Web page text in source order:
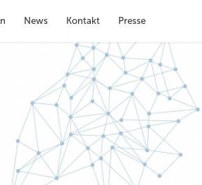
News Kontakt Presse